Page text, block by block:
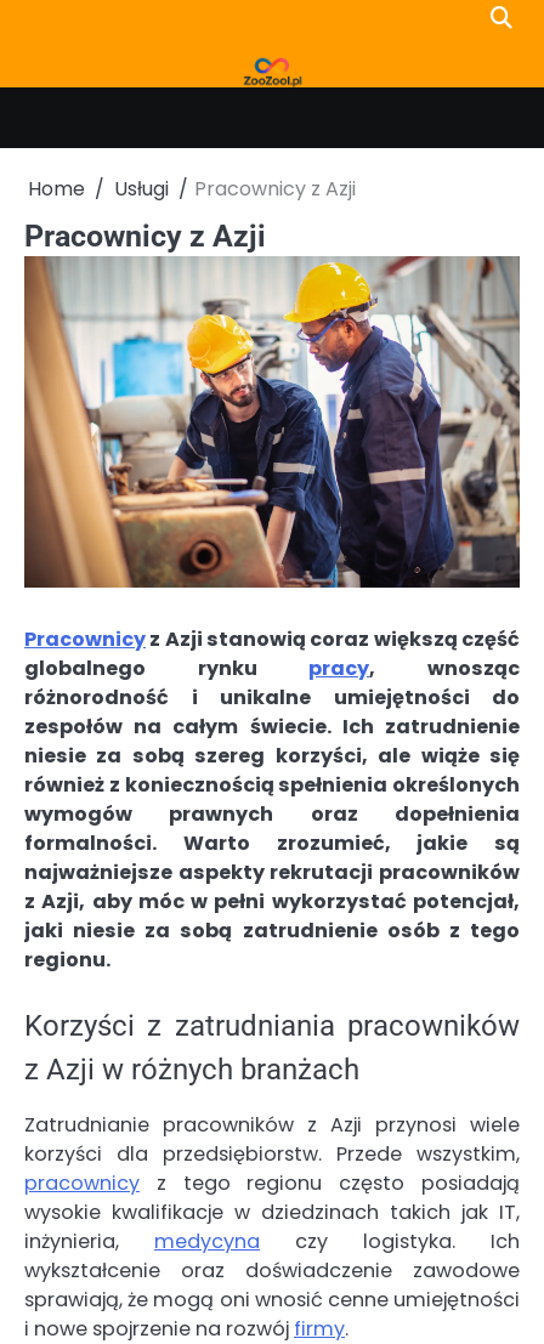
Home Usługi Pracownicy z Azji
Pracownicy z Azji
Pracownicyz Azji stanowią coraz większą część
globalnego rynku pracy, wnosząc
różnorodność i unikalne umiejętności do
zespołów na całym świecie. Ich zatrudnienie
niesie za sobą szereg korzyści, ale wiąże się
również z koniecznością spełnienia określonych
wymogów prawnych oraz dopełnienia
formalności. Warto zrozumieć, jakie są
najważniejsze aspekty rekrutacji pracowników
z Azji, aby móc w pełni wykorzystać potencjał,
jaki niesie za sobą zatrudnienie osób z tego
regionu.
Korzyści z zatrudniania pracowników
z Azji w różnych branżach
Zatrudnianie pracowników z Azji przynosi wiele
korzyści dla przedsiębiorstw. Przede wszystkim,
pracownicy z tego regionu często posiadają
wysokie kwalifikacje w dziedzinach takich jak IT,
inżynieria, medycyna czy logistyka. Ich
wykształcenie oraz doświadczenie zawodowe
sprawiają, że mogą oni wnosić cenne umiejętności
i nowe spojrzenie na rozwój firmy.